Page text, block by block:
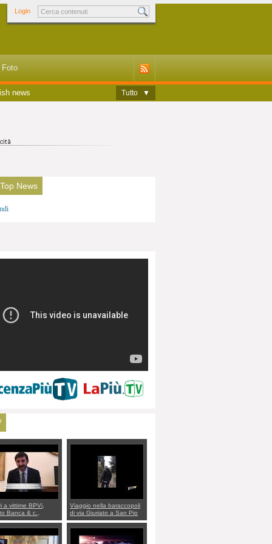
Login
Foto
news Tutto ▼
News
a vittime BPVi,
Banca & c.,
al sottosegretario
Villarosa: per
ordine convochi
Maio CNCU a
Viaggio nella baraccopoli
di via Giuriato a San Pio
X. Vicenza ai Vicentini:
“faremo un regalo di
Natale ai residenti”